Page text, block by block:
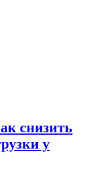
снизить
у